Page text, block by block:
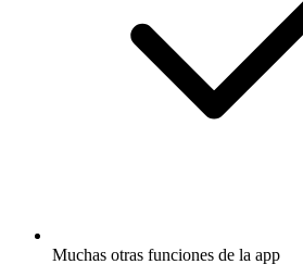
Muchas otras funciones de la app